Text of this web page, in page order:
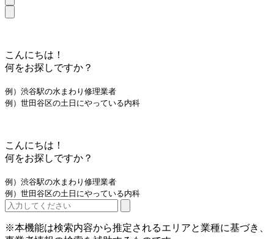
こんにちは！
何をお探しですか？
例）渋谷駅の水まわり修理業者
例）世田谷区の土日にやっている内科
こんにちは！
何をお探しですか？
例）渋谷駅の水まわり修理業者
例）世田谷区の土日にやっている内科
※本機能は検索内容から推定されるエリアと業種に基づき、